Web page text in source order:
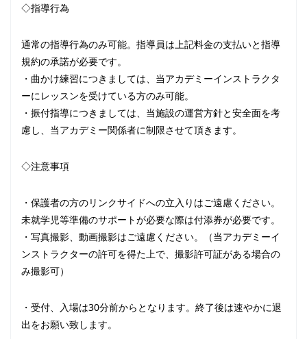
◇指導行為
通常の指導行為のみ可能。指導員は上記料金の支払いと指導
規約の承諾が必要です。
・曲かけ練習につきましては、当アカデミーインストラクタ
ーにレッスンを受けている方のみ可能。
・振付指導につきましては、当施設の運営方針と安全面を考
慮し、当アカデミー関係者に制限させて頂きます。
◇注意事項
・保護者の方のリンクサイドへの立入りはご遠慮ください。
未就学児等準備のサポートが必要な際は付添券が必要です。
・写真撮影、動画撮影はご遠慮ください。（当アカデミーイ
ンストラクターの許可を得た上で、撮影許可証がある場合の
み撮影可）
・受付、入場は30分前からとなります。終了後は速やかに退
出をお願い致します。